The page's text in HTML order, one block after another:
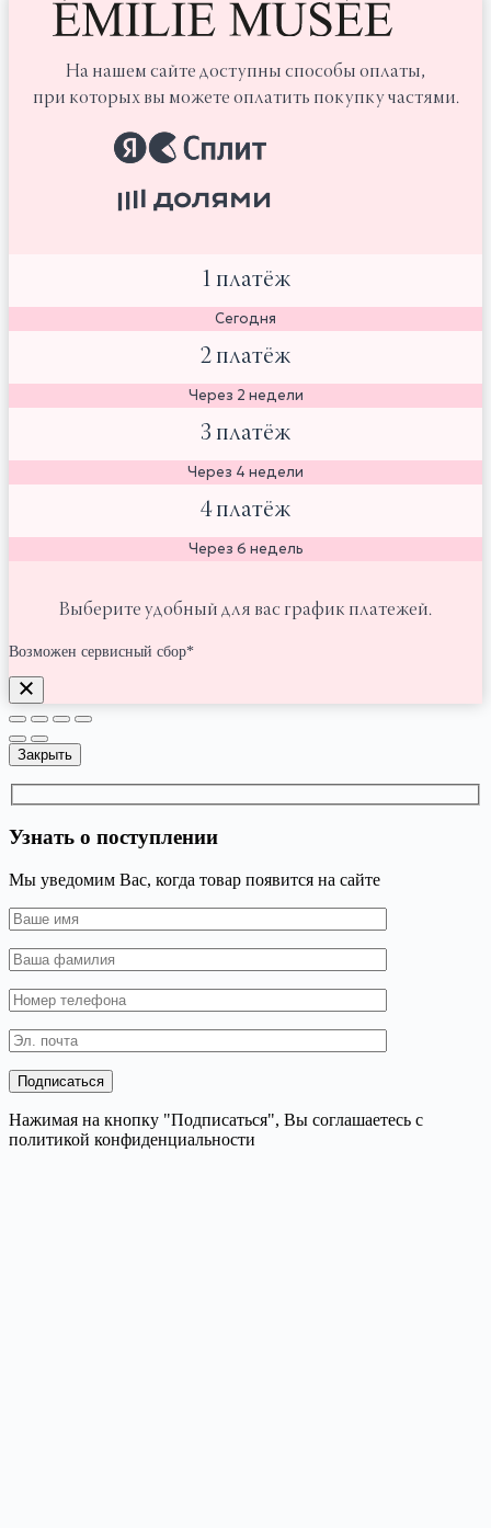
На нашем сайте доступны способы оплаты,
при которых вы можете оплатить покупку частями.
1 платёж
Сегодня
2 платёж
Через 2 недели
3 платёж
Через 4 недели
4 платёж
Через 6 недель
Выберите удобный для вас график платежей.
Возможен сервисный сбор*
Закрыть
Узнать о поступлении
Мы уведомим Вас, когда товар появится на сайте
Нажимая на кнопку "Подписаться", Вы соглашаетесь с
политикой конфиденциальности